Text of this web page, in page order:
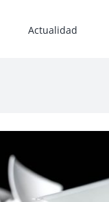
Actualidad